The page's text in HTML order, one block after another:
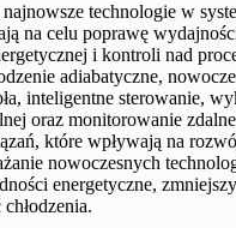
technologie w
na celu poprawę
i kontroli nad
adiabatyczne,
inteligentne sterowanie,
oraz monitorowanie
które wpływają na
nowoczesnych
energetyczne,